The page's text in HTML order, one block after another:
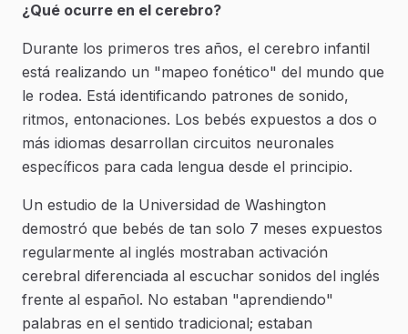
¿Qué ocurre en el cerebro?
Durante los primeros tres años, el cerebro infantil
está realizando un "mapeo fonético" del mundo que
le rodea. Está identificando patrones de sonido,
ritmos, entonaciones. Los bebés expuestos a dos o
más idiomas desarrollan circuitos neuronales
específicos para cada lengua desde el principio.
Un estudio de la Universidad de Washington
demostró que bebés de tan solo 7 meses expuestos
regularmente al inglés mostraban activación
cerebral diferenciada al escuchar sonidos del inglés
frente al español. No estaban "aprendiendo"
palabras en el sentido tradicional; estaban